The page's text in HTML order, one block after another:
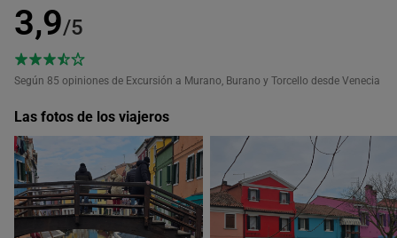
3,9/5
Según 85 opiniones de Excursión a Murano, Burano y Torcello desde Venecia
Las fotos de los viajeros